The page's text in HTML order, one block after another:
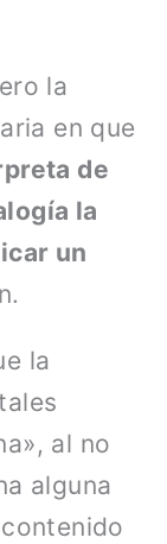
la
en que
de
la
un
la
al no
alguna